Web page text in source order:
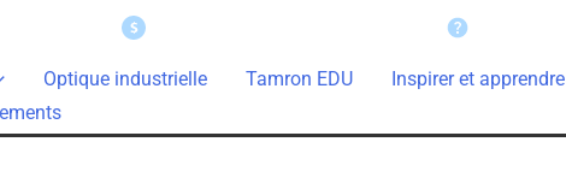
Optique industrielle Tamron EDU Inspirer et apprendre